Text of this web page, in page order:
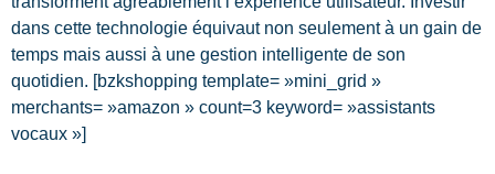
dans cette technologie équivaut non seulement à un gain de
temps mais aussi à une gestion intelligente de son
quotidien. [bzkshopping template= »mini_grid »
merchants= »amazon » count=3 keyword= »assistants
vocaux »]